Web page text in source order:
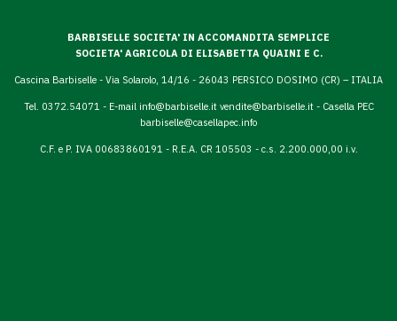
BARBISELLE SOCIETA' IN ACCOMANDITA SEMPLICE
SOCIETA' AGRICOLA DI ELISABETTA QUAINI E C.
Cascina Barbiselle - Via Solarolo, 14/16 - 26043 PERSICO DOSIMO (CR) – ITALIA
Tel. 0372.54071 - E-mail info@barbiselle.it vendite@barbiselle.it - Casella PEC
barbiselle@casellapec.info
C.F. e P. IVA 00683860191 - R.E.A. CR 105503 - c.s. 2.200.000,00 i.v.